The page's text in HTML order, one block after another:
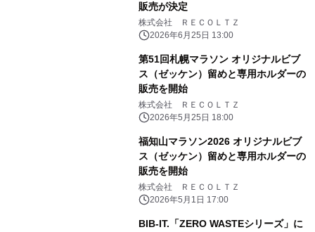
販売が決定
株式会社 ＲＥＣＯＬＴＺ
2026年6月25日 13:00
第51回札幌マラソン オリジナルビブ
ス（ゼッケン）留めと専用ホルダーの
販売を開始
株式会社 ＲＥＣＯＬＴＺ
2026年5月25日 18:00
福知山マラソン2026 オリジナルビブ
ス（ゼッケン）留めと専用ホルダーの
販売を開始
株式会社 ＲＥＣＯＬＴＺ
2026年5月1日 17:00
BIB-IT.「ZERO WASTEシリーズ」に